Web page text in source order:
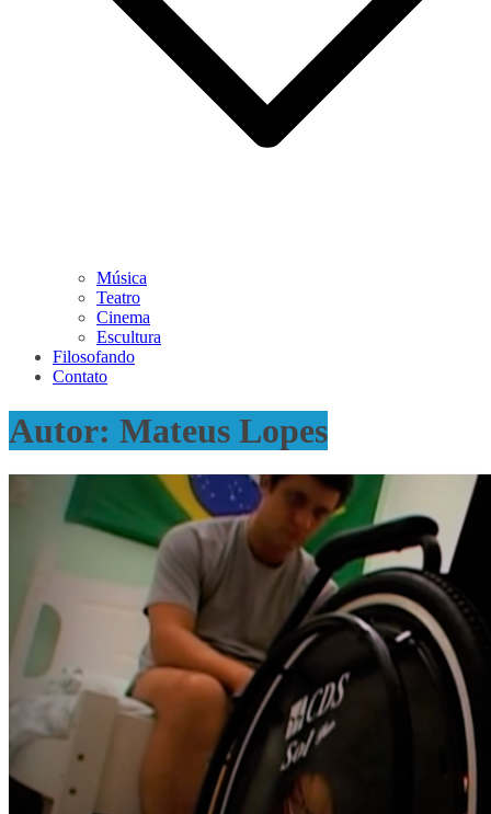
Música
Teatro
Cinema
Escultura
Filosofando
Contato
Autor: Mateus Lopes